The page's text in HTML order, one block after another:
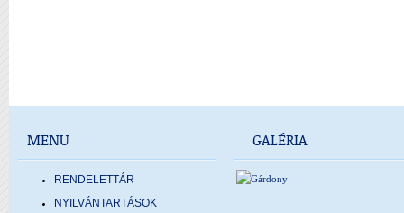
MENÜ
RENDELETTÁR
NYILVÁNTARTÁSOK
GALÉRIA